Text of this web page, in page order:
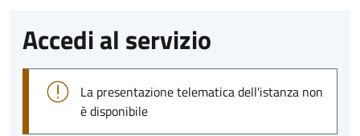
Accedi al servizio
La presentazione telematica dell'istanza non
è disponibile